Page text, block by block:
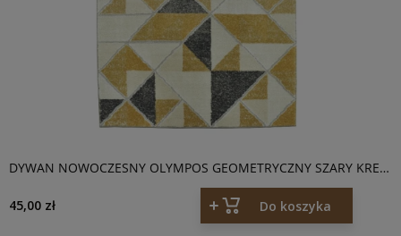
DYWAN NOWOCZESNY OLYMPOS GEOMETRYCZNY SZARY KREM
45,00 zł
Do koszyka